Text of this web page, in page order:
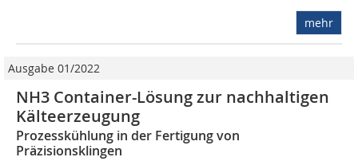
mehr
Ausgabe 01/2022
NH3 Container-Lösung zur nachhaltigen
Kälteerzeugung
Prozesskühlung in der Fertigung von
Präzisionsklingen